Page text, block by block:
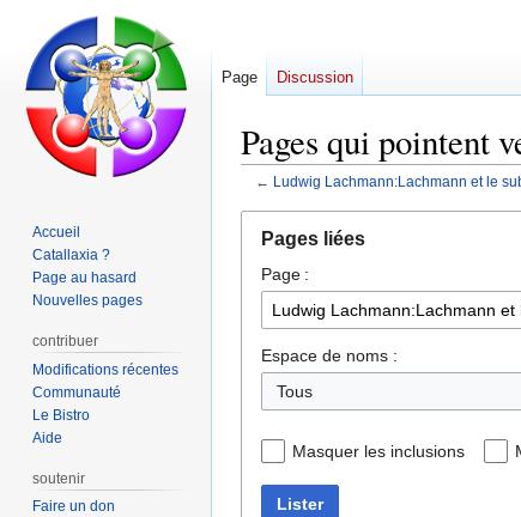
Pages qui pointent
← Ludwig Lachmann:Lachmann et le
navigation
recherche
Pages liées
Page :
Espace de noms :
Masquer les inclusions
Lister
Page Discussion
Accueil
Catallaxia ?
Page au hasard
Nouvelles pages
contribuer
Modifications récentes
Communauté
Le Bistro
Aide
soutenir
Faire un don